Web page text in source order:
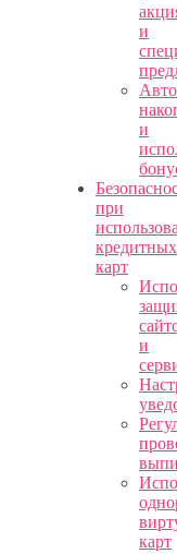
и
и
при
кредитных
карт
и
карт